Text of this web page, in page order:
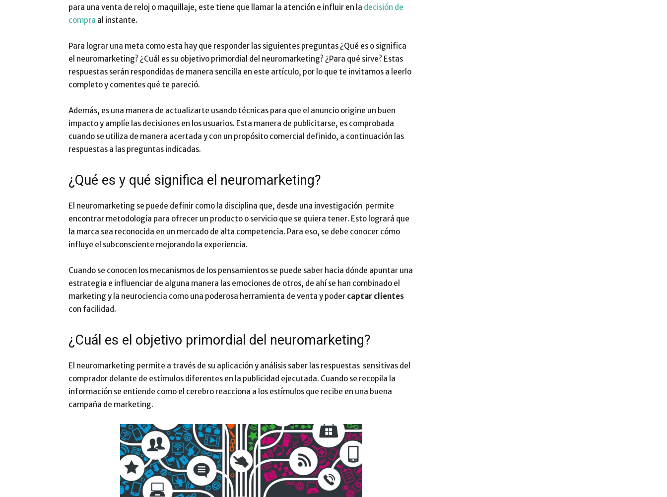
Impulsa
para una venta de reloj o maquillaje, este tiene que llamar la atención e influir en la decisión de
compra al instante.
Para lograr una meta como esta hay que responder las siguientes preguntas ¿Qué es o significa
el neuromarketing? ¿Cuál es su objetivo primordial del neuromarketing? ¿Para qué sirve? Estas
respuestas serán respondidas de manera sencilla en este artículo, por lo que te invitamos a leerlo
completo y comentes qué te pareció.
Además, es una manera de actualizarte usando técnicas para que el anuncio origine un buen
impacto y amplíe las decisiones en los usuarios. Esta manera de publicitarse, es comprobada
cuando se utiliza de manera acertada y con un propósito comercial definido, a continuación las
respuestas a las preguntas indicadas.
¿Qué es y qué significa el neuromarketing?
El neuromarketing se puede definir como la disciplina que, desde una investigación permite
encontrar metodología para ofrecer un producto o servicio que se quiera tener. Esto logrará que
la marca sea reconocida en un mercado de alta competencia. Para eso, se debe conocer cómo
influye el subconsciente mejorando la experiencia.
Cuando se conocen los mecanismos de los pensamientos se puede saber hacia dónde apuntar una
estrategia e influenciar de alguna manera las emociones de otros, de ahí se han combinado el
marketing y la neurociencia como una poderosa herramienta de venta y poder captar clientes
con facilidad.
¿Cuál es el objetivo primordial del neuromarketing?
El neuromarketing permite a través de su aplicación y análisis saber las respuestas sensitivas del
comprador delante de estímulos diferentes en la publicidad ejecutada. Cuando se recopila la
información se entiende como el cerebro reacciona a los estímulos que recibe en una buena
campaña de marketing.